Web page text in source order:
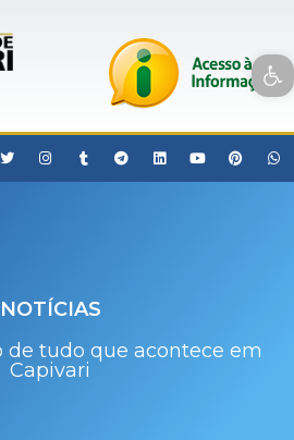
Open toolbar
NOTÍCIAS
de tudo que acontece em
Capivari